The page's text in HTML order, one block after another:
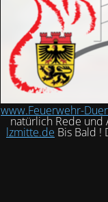
www.Feuerwehr-
natürlich Rede und
lzmitte.de Bis Bald !